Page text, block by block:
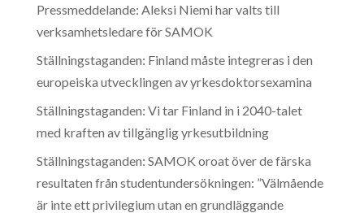
Pressmeddelande: Aleksi Niemi har valts till
verksamhetsledare för SAMOK
Ställningstaganden: Finland måste integreras i den
europeiska utvecklingen av yrkesdoktorsexamina
Ställningstaganden: Vi tar Finland in i 2040-talet
med kraften av tillgänglig yrkesutbildning
Ställningstaganden: SAMOK oroat över de färska
resultaten från studentundersökningen: ”Välmående
är inte ett privilegium utan en grundläggande